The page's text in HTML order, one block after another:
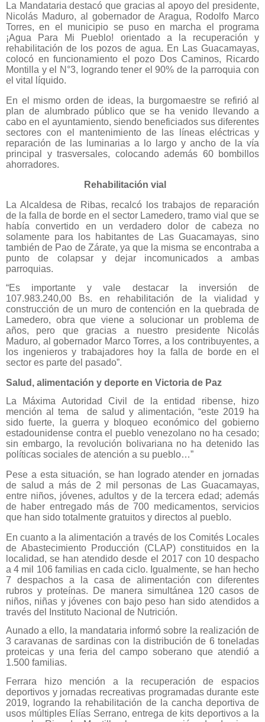
La Mandataria destacó que gracias al apoyo del presidente,
Nicolás Maduro, al gobernador de Aragua, Rodolfo Marco
Torres, en el municipio se puso en marcha el programa
¡Agua Para Mi Pueblo! orientado a la recuperación y
rehabilitación de los pozos de agua. En Las Guacamayas,
colocó en funcionamiento el pozo Dos Caminos, Ricardo
Montilla y el N°3, logrando tener el 90% de la parroquia con
el vital líquido.
En el mismo orden de ideas, la burgomaestre se refirió al
plan de alumbrado público que se ha venido llevando a
cabo en el ayuntamiento, siendo beneficiados sus diferentes
sectores con el mantenimiento de las líneas eléctricas y
reparación de las luminarias a lo largo y ancho de la vía
principal y trasversales, colocando además 60 bombillos
ahorradores.
Rehabilitación vial
La Alcaldesa de Ribas, recalcó los trabajos de reparación
de la falla de borde en el sector Lamedero, tramo vial que se
había convertido en un verdadero dolor de cabeza no
solamente para los habitantes de Las Guacamayas, sino
también de Pao de Zárate, ya que la misma se encontraba a
punto de colapsar y dejar incomunicados a ambas
parroquias.
“Es importante y vale destacar la inversión de
107.983.240,00 Bs. en rehabilitación de la vialidad y
construcción de un muro de contención en la quebrada de
Lamedero, obra que viene a solucionar un problema de
años, pero que gracias a nuestro presidente Nicolás
Maduro, al gobernador Marco Torres, a los contribuyentes, a
los ingenieros y trabajadores hoy la falla de borde en el
sector es parte del pasado”.
Salud, alimentación y deporte en Victoria de Paz
La Máxima Autoridad Civil de la entidad ribense, hizo
mención al tema de salud y alimentación, “este 2019 ha
sido fuerte, la guerra y bloqueo económico del gobierno
estadounidense contra el pueblo venezolano no ha cesado;
sin embargo, la revolución bolivariana no ha detenido las
políticas sociales de atención a su pueblo…”
Pese a esta situación, se han logrado atender en jornadas
de salud a más de 2 mil personas de Las Guacamayas,
entre niños, jóvenes, adultos y de la tercera edad; además
de haber entregado más de 700 medicamentos, servicios
que han sido totalmente gratuitos y directos al pueblo.
En cuanto a la alimentación a través de los Comités Locales
de Abastecimiento Producción (CLAP) constituidos en la
localidad, se han atendido desde el 2017 con 10 despacho
a 4 mil 106 familias en cada ciclo. Igualmente, se han hecho
7 despachos a la casa de alimentación con diferentes
rubros y proteínas. De manera simultánea 120 casos de
niños, niñas y jóvenes con bajo peso han sido atendidos a
través del Instituto Nacional de Nutrición.
Aunado a ello, la mandataria informó sobre la realización de
3 caravanas de sardinas con la distribución de 6 toneladas
proteicas y una feria del campo soberano que atendió a
1.500 familias.
Ferrara hizo mención a la recuperación de espacios
deportivos y jornadas recreativas programadas durante este
2019, logrando la rehabilitación de la cancha deportiva de
usos múltiples Elías Serrano, entrega de kits deportivos a la